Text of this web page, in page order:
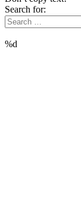
Search for:
%d